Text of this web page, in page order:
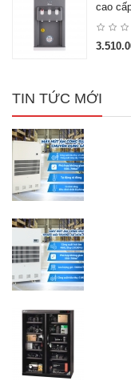
cao
TIN TỨC MỚI